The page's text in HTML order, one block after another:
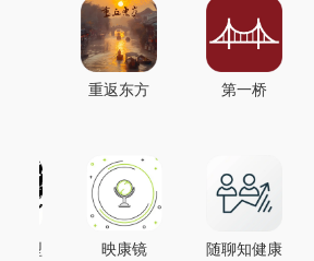
重返东方 第一桥
模型 映康镜 随聊知健康